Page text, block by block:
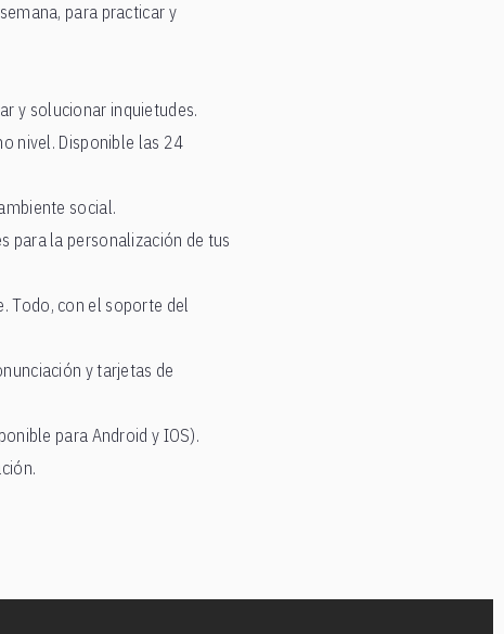
para practicar y
y solucionar inquietudes.
nivel. Disponible las 24
social.
para la personalización de tus
Todo, con el soporte del
y tarjetas de
para Android y IOS).